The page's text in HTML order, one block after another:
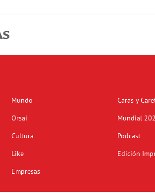
Mundo
Orsai
Cultura
Like
Empresas
Caras y
Mundial
Podcast
Edición